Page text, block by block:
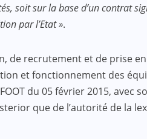
soit sur la base d’un contrat
par l’Etat ».
de recrutement et de prise
et fonctionnement des
du 05 février 2015,
que de l’autorité de la